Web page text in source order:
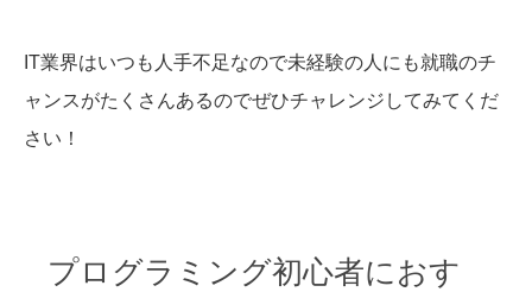
IT業界はいつも人手不足なので未経験の人にも就職のチ
ャンスがたくさんあるのでぜひチャレンジしてみてくだ
さい！
プログラミング初心者におす